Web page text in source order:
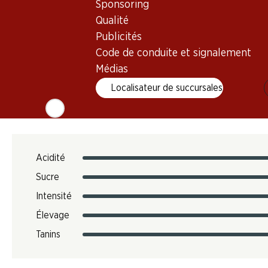
Sponsoring
Qualité
Publicités
Code de conduite et signalement
Médias
Localisateur de succursales
Empreinte carbone
Goût
Acidité
Sucre
Intensité
Élevage
Tanins